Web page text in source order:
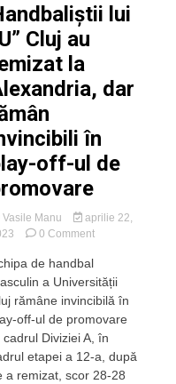
lui
Cluj au
la
dar
în
off-ul de
Vasile Manu
aprilie 22,
0 Commenton
„U”
Cluj
la
Alexandria,
dar
de handbal
a Universității
rămâne invincibilă în
off-ul de promovare
cadrul Diviziei A, în
etapei a 12-a, după
a remizat, scor 28-28